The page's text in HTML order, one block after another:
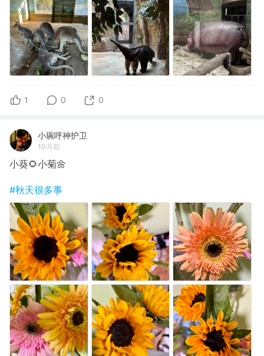
1 0 0
小琬呼神护卫
10月前
小葵🌻小菊🌼
#秋天很多事